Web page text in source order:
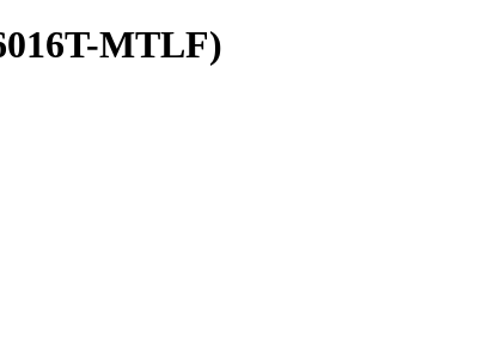
MTLF)